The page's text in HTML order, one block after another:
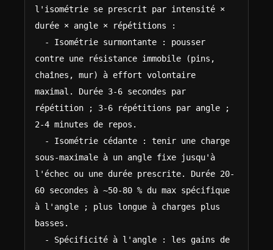
l'isométrie se prescrit par intensité ×
durée × angle × répétitions :
contre une résistance immobile (pins,
chaînes, mur) à effort volontaire
maximal. Durée 3-6 secondes par
répétition ; 3-6 répétitions par angle ;
2-4 minutes de repos.
sous-maximale à un angle fixe jusqu'à
l'échec ou une durée prescrite. Durée 20-
60 secondes à ~50-80 % du max spécifique
à l'angle ; plus longue à charges plus
basses.